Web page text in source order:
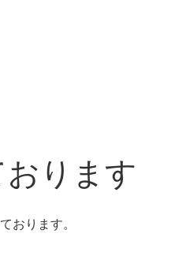
ります
おります。